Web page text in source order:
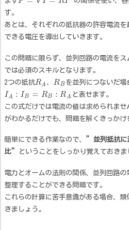
す。
あとは、それぞれの抵抗器の許容電流
できる電圧を導出していきます。
この問題に限らず、並列回路の電流を
では必須のスキルとなります。
2つの抵抗RA 、 RB を並列につないだ
IA : IB = RB : RA と表せます。
この式だけでは電流の値は求められま
がわかるだけでも、問題を解くきっかけ
簡単にできる作業なので、 ”並列抵抗に
比”
ということをしっかり覚えておきま
電力とオームの法則の関係、並列回路
整理することができる問題です。
これらの計算に苦手意識がある場合、
きましょう。